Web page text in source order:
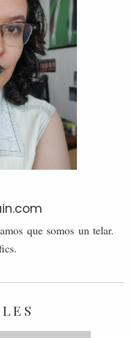
que somos un telar.